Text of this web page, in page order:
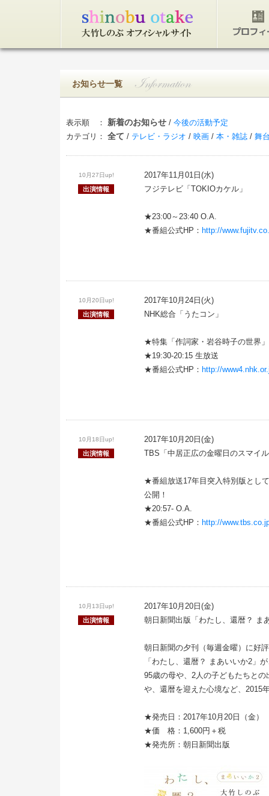
お知らせ一覧
表示順 ： 新着のお知らせ / 今後の活動予定
カテゴリ： 全て / テレビ・ラジオ / 映画 / 本・雑誌 / 舞
10月27日up!
出演情報
2017年11月01日(水)
フジテレビ「TOKIOカケル」
★23:00～23:40 O.A.
★番組公式HP： http://
10月20日up!
出演情報
2017年10月24日(火)
NHK総合「うたコン」
★特集「作詞家・岩谷時子の世界」
★19:30-20:15 生放送
★番組公式HP： http://
10月18日up!
出演情報
2017年10月20日(金)
TBS「中居正広の金曜日のスマイ
★番組放送17年目突入特別版とし
公開！
★20:57- O.A.
★番組公式HP： http://
10月13日up!
出演情報
2017年10月20日(金)
朝日新聞出版「わたし、還暦？ ま
朝日新聞の夕刊（毎週金曜）に好
「わたし、還暦？ まあいいか2」
95歳の母や、2人の子どもたちと
や、還暦を迎えた心境など、2015
★発売日：2017年10月20日（金）
★価 格：1,600円＋税
★発売所：朝日新聞出版